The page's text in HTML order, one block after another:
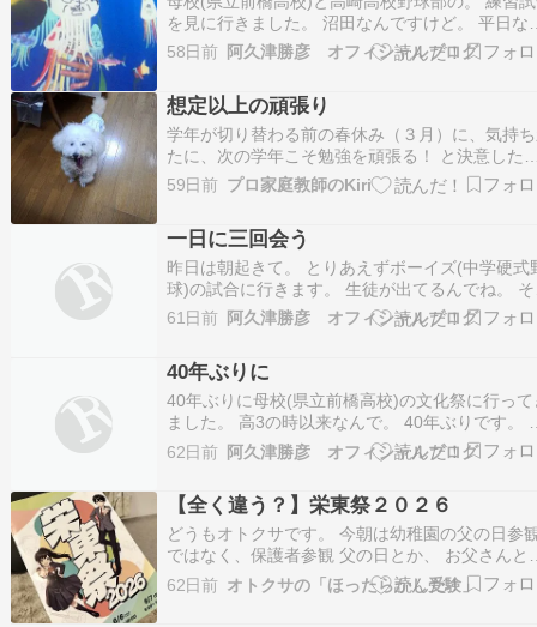
を見に行きました。 沼田なんですけど。 平日な
です。 文化祭の振り替え休日が同じ日で。 練習
合になるんです。 ２試合目は生徒のお父さんと
してる野球のライターさんに電話するんで…
58日前 阿久津勝彦 オフィシャルブログ
想定以上の頑張り
学年が切り替わる前の春休み（３月）に、気持
たに、次の学年こそ勉強を頑張る！ と決意した
は多いんじゃないかと思います。参考書を毎日
ージ解くとか、毎週何ページを目標にするとか
し、いざ学校が始まると、通うの大変。クラブ
る。…
59日前 プロ家庭教師のKiri
一日に三回会う
昨日は朝起きて。 とりあえずボーイズ(中学硬式
球)の試合に行きます。 生徒が出てるんでね。
を早めに切り上げて。 授業をして。 前の記事に
いたように母校(県立前橋高校)の文化祭に行きま
途中から来るんです。 しかもユニフォー…
61日前 阿久津勝彦 オフィシャルブログ
40年ぶりに
40年ぶりに母校(県立前橋高校)の文化祭に行って
ました。 高3の時以来なんで。 40年ぶりです。
徒が「のど自慢」に出るんで。 それを見に行っ
んです。 お願いされたわけじゃないんですけど
ど自慢はよくできていて。 感心しま…
62日前 阿久津勝彦 オフィシャルブログ
【全く違う？】栄東祭２０２６
どうもオトクサです。 今朝は幼稚園の父の日参
ではなく、保護者参観 父の日とか、 お父さんと
パパの似顔絵とか、 そんな表現は しないんです
できないんです、 と園長先生 だから？なのか
62日前 オトクサの「ほったらかし受験」